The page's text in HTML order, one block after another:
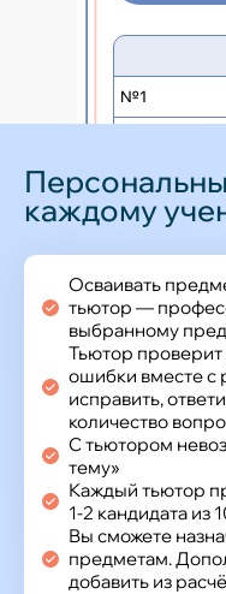
№1
№3
№4
№1
№2
№3
№2
каждому
Осваивать
тьютор —
выбранному
Тьютор
ошибки вместе с
исправить,
количество
С тьютором
тему»
Каждый тьютор
1‑2 кандидата из
Вы сможете
предметам.
добавить из